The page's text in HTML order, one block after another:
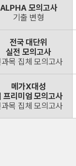
ALPHA 모의고사
기출 변형
전국 대단위
실전 모의고사
과목 집체 모의고사
메가X대성
프리미엄 모의고사
과목 집체 모의고사